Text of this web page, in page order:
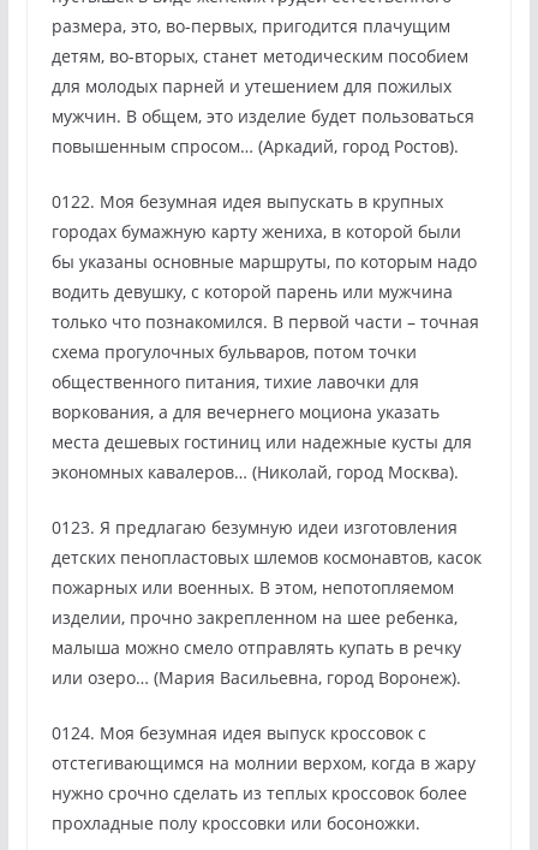
размера, это, во-первых, пригодится плачущим
детям, во-вторых, станет методическим пособием
для молодых парней и утешением для пожилых
мужчин. В общем, это изделие будет пользоваться
повышенным спросом… (Аркадий, город Ростов).
0122. Моя безумная идея выпускать в крупных
городах бумажную карту жениха, в которой были
бы указаны основные маршруты, по которым надо
водить девушку, с которой парень или мужчина
только что познакомился. В первой части – точная
схема прогулочных бульваров, потом точки
общественного питания, тихие лавочки для
воркования, а для вечернего моциона указать
места дешевых гостиниц или надежные кусты для
экономных кавалеров… (Николай, город Москва).
0123. Я предлагаю безумную идеи изготовления
детских пенопластовых шлемов космонавтов, касок
пожарных или военных. В этом, непотопляемом
изделии, прочно закрепленном на шее ребенка,
малыша можно смело отправлять купать в речку
или озеро… (Мария Васильевна, город Воронеж).
0124. Моя безумная идея выпуск кроссовок с
отстегивающимся на молнии верхом, когда в жару
нужно срочно сделать из теплых кроссовок более
прохладные полу кроссовки или босоножки.